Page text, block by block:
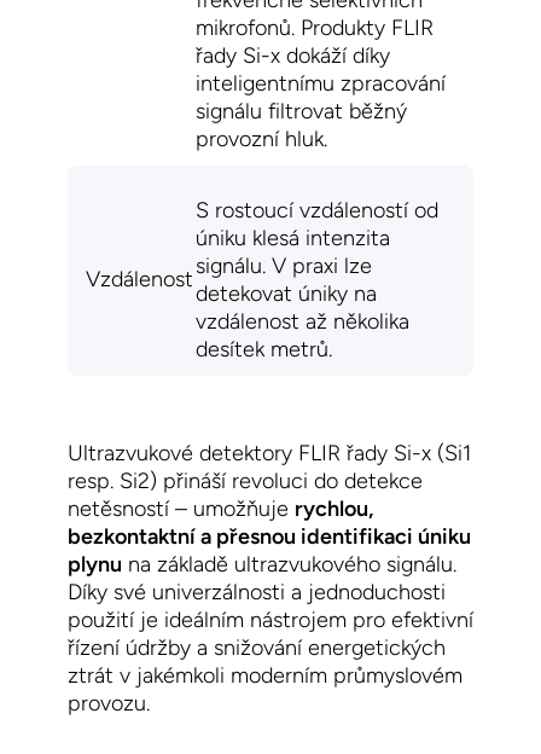
mikrofonů.Produkty FLIR
řady Si-x dokáží díky
inteligentnímu zpracování
signálu filtrovat běžný
provozní hluk.
Vzdálenost
S rostoucí vzdáleností od
úniku klesá intenzita
signálu. V praxi lze
detekovat úniky na
vzdálenost až několika
desítek metrů.
Ultrazvukové detektory FLIR řady Si-x (Si1
resp. Si2) přináší revoluci do detekce
netěsností – umožňuje rychlou,
bezkontaktní a přesnou identifikaci úniku
plynu na základě ultrazvukového signálu.
Díky své univerzálnosti a jednoduchosti
použití je ideálním nástrojem pro efektivní
řízení údržby a snižování energetických
ztrát v jakémkoli moderním průmyslovém
provozu.